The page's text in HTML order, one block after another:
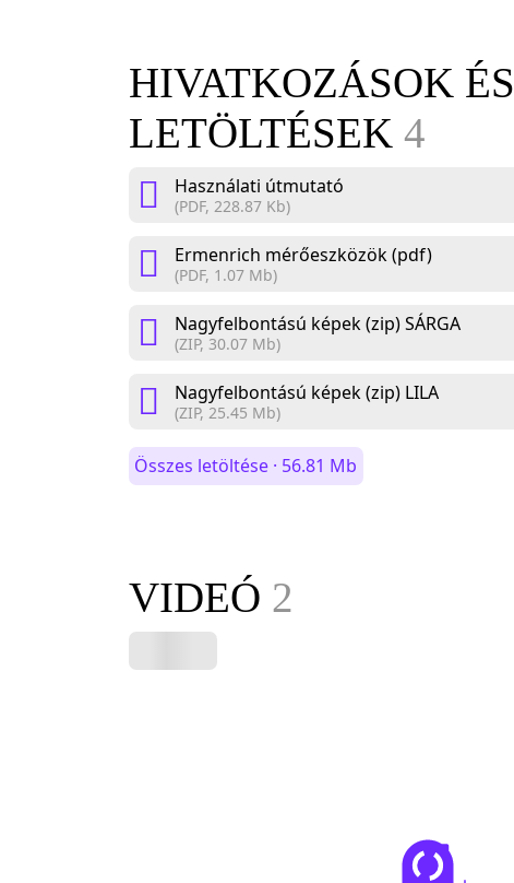
HIVATKOZÁSOK ÉS
LETÖLTÉSEK 4
Használati útmutató
(PDF, 228.87 Kb)
Ermenrich mérőeszközök (pdf)
(PDF, 1.07 Mb)
Nagyfelbontású képek (zip) SÁRGA
(ZIP, 30.07 Mb)
Nagyfelbontású képek (zip) LILA
(ZIP, 25.45 Mb)
Összes letöltése · 56.81 Mb
VIDEÓ 2